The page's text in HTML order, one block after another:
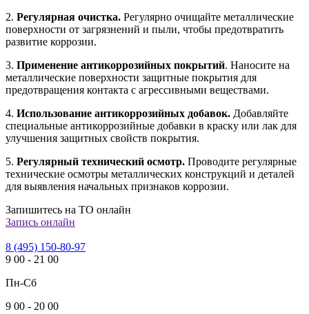
2. Регулярная очистка. Регулярно очищайте металлические
поверхности от загрязнений и пыли, чтобы предотвратить
развитие коррозии.
3. Применение антикоррозийных покрытий. Наносите на
металлические поверхности защитные покрытия для
предотвращения контакта с агрессивными веществами.
4. Использование антикоррозийных добавок. Добавляйте
специальные антикоррозийные добавки в краску или лак для
улучшения защитных свойств покрытия.
5. Регулярный технический осмотр. Проводите регулярные
технические осмотры металлических конструкций и деталей
для выявления начальных признаков коррозии.
Запишитесь на ТО онлайн
Запись онлайн
8 (495) 150-80-97
9 00 - 21 00
Пн-Сб
9 00 - 20 00